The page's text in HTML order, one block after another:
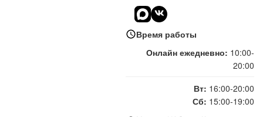
Время работы
Онлайн ежедневно: 10:00-
20:00
Вт: 16:00-20:00
Сб: 15:00-19:00